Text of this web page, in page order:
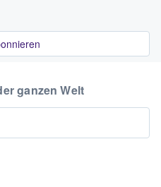
ganzen Welt